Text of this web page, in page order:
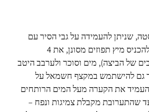
שניתן להעמידה על גבי הסיר עם
המים הרותחים, להכניס מיץ תפוזים מסונן, את 4
של הביצה), מים וסוכר ולערבב היטב
גם להישתמש במקצף חשמאל על
את הקערה מעל המים הרותחים
שהתערובת מקבלת צמיגות ונפח –